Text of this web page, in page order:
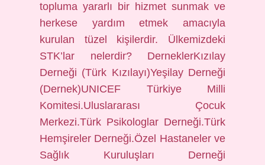
topluma yararlı bir hizmet sunmak ve
herkese yardım etmek amacıyla
kurulan tüzel kişilerdir. Ülkemizdeki
STK’lar nelerdir? DerneklerKızılay
Derneği (Türk Kızılayı)Yeşilay Derneği
(Dernek)UNICEF Türkiye Milli
Komitesi.Uluslararası Çocuk
Merkezi.Türk Psikologlar Derneği.Türk
Hemşireler Derneği.Özel Hastaneler ve
Sağlık Kuruluşları Derneği